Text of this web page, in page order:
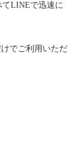
てLINEで迅速に
でご利用いただ